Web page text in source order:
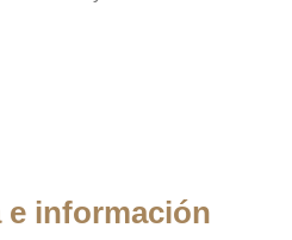
e información